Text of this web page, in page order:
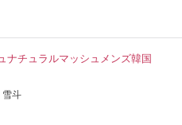
ナチュラルマッシュメンズ韓国
雪斗